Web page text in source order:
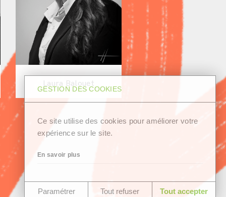
Laura Balouet
GESTION DES COOKIES
Ce site utilise des cookies pour améliorer votre
expérience sur le site.
En savoir plus
Paramétrer Tout refuser Tout accepter